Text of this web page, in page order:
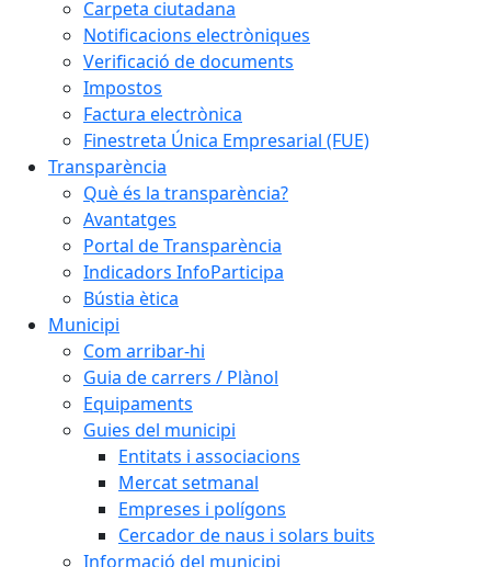
Carpeta ciutadana
Notificacions electròniques
Verificació de documents
Impostos
Factura electrònica
Finestreta Única Empresarial (FUE)
Transparència
Què és la transparència?
Avantatges
Portal de Transparència
Indicadors InfoParticipa
Bústia ètica
Municipi
Com arribar-hi
Guia de carrers / Plànol
Equipaments
Guies del municipi
Entitats i associacions
Mercat setmanal
Empreses i polígons
Cercador de naus i solars buits
Informació del municipi